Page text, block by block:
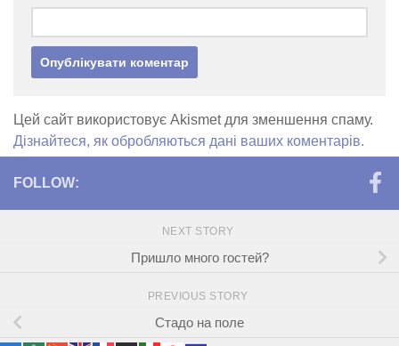
Цей сайт використовує Akismet для зменшення спаму.
Дізнайтеся, як обробляються дані ваших коментарів.
FOLLOW:
NEXT STORY
Пришло много гостей?
PREVIOUS STORY
Стадо на поле